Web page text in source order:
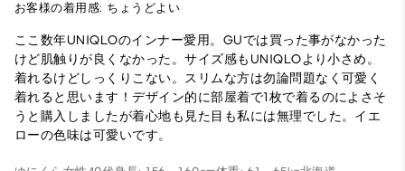
お客様の着用感: ちょうどよい
ここ数年UNIQLOのインナー愛用。GUでは買った事がなかった
けど肌触りが良くなかった。サイズ感もUNIQLOより小さめ。
着れるけどしっくりこない。スリムな方は勿論問題なく可愛く
着れると思います！デザイン的に部屋着で1枚で着るのによさそ
うと購入しましたが着心地も見た目も私には無理でした。イエ
ローの色味は可愛いです。